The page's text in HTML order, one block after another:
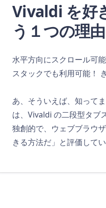
Vivaldi を好
う１つの理
水平方向にスクロール可
スタックでも利用可能！
あ、そういえば、知って
は、Vivaldi の二段型タブ
独創的で、ウェブブラウ
きる方法だ」と評価して